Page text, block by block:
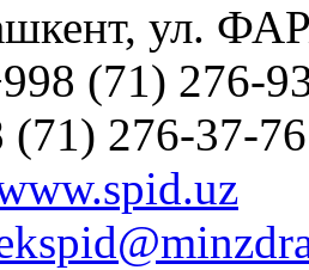
ул.
(71) 276-
(71) 276-37-76